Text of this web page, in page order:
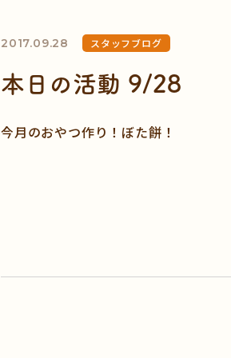
2017.09.28 スタッフブログ
本日の活動 9/28
今月のおやつ作り！ぼた餅！